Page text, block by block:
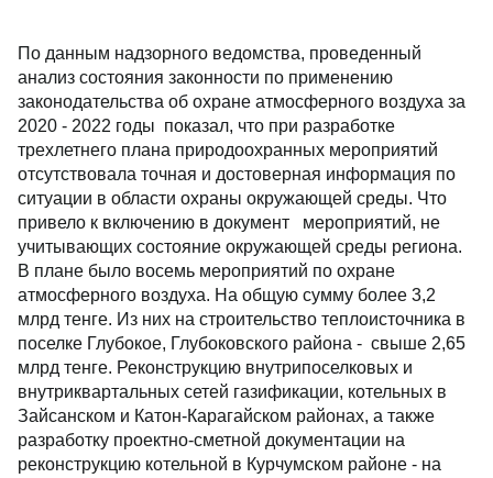
По данным надзорного ведомства, проведенный
анализ состояния законности по применению
законодательства об охране атмосферного воздуха за
2020 - 2022 годы показал, что при разработке
трехлетнего плана природоохранных мероприятий
отсутствовала точная и достоверная информация по
ситуации в области охраны окружающей среды. Что
привело к включению в документ мероприятий, не
учитывающих состояние окружающей среды региона.
В плане было восемь мероприятий по охране
атмосферного воздуха. На общую сумму более 3,2
млрд тенге. Из них на строительство теплоисточника в
поселке Глубокое, Глубоковского района - свыше 2,65
млрд тенге. Реконструкцию внутрипоселковых и
внутриквартальных сетей газификации, котельных в
Зайсанском и Катон-Карагайском районах, а также
разработку проектно-сметной документации на
реконструкцию котельной в Курчумском районе - на